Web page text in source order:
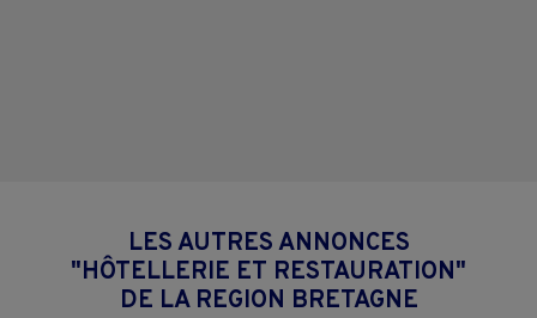
LES AUTRES ANNONCES
"HÔTELLERIE ET RESTAURATION"
DE LA REGION BRETAGNE